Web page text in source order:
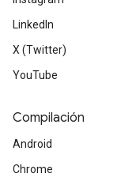
LinkedIn
X (Twitter)
YouTube
Compilación
Android
Chrome